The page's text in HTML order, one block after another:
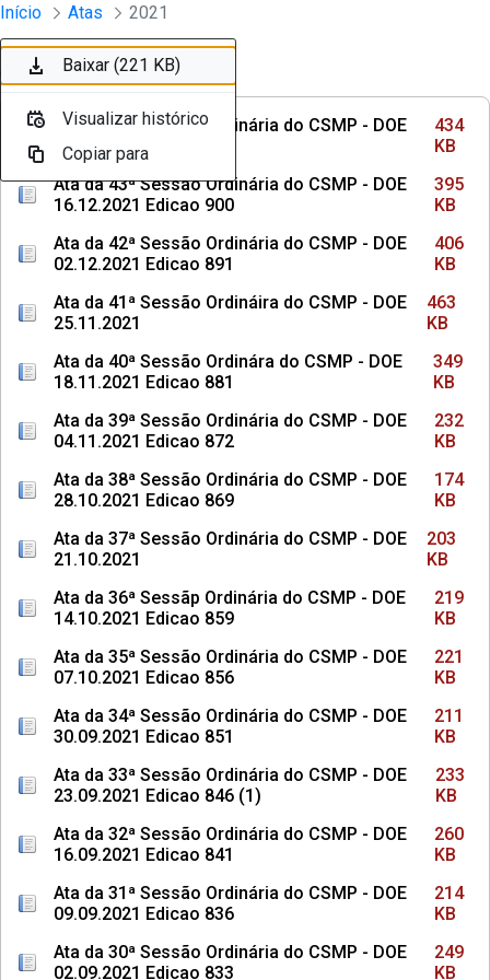
Pular para o Conteúdo principal
Sessões e Reuniões - Documentos
Início Atas 2021
Ordenar Filtro
Ata da 44ª Sessão Ordinária do CSMP - DOE
13.01.2022 Edicao 914
434
KB
Ata da 43ª Sessão Ordinária do CSMP - DOE
16.12.2021 Edicao 900
395
KB
Ata da 42ª Sessão Ordinária do CSMP - DOE
02.12.2021 Edicao 891
406
KB
Ata da 41ª Sessão Ordináira do CSMP - DOE
25.11.2021
463
KB
Ata da 40ª Sessão Ordinára do CSMP - DOE
18.11.2021 Edicao 881
349
KB
Ata da 39ª Sessão Ordinária do CSMP - DOE
04.11.2021 Edicao 872
232
KB
Ata da 38ª Sessão Ordinária do CSMP - DOE
28.10.2021 Edicao 869
174
KB
Ata da 37ª Sessão Ordinária do CSMP - DOE
21.10.2021
203
KB
Ata da 36ª Sessãp Ordinária do CSMP - DOE
14.10.2021 Edicao 859
219
KB
Ata da 35ª Sessão Ordinária do CSMP - DOE
07.10.2021 Edicao 856
221
KB
Ata da 34ª Sessão Ordinária do CSMP - DOE
30.09.2021 Edicao 851
211
KB
Ata da 33ª Sessão Ordinária do CSMP - DOE
23.09.2021 Edicao 846 (1)
233
KB
Ata da 32ª Sessão Ordinária do CSMP - DOE
16.09.2021 Edicao 841
260
KB
Ata da 31ª Sessão Ordinária do CSMP - DOE
09.09.2021 Edicao 836
214
KB
Ata da 30ª Sessão Ordinária do CSMP - DOE
02.09.2021 Edicao 833
249
KB
Baixar (434 KB)
Visualizar histórico
Copiar para
Baixar (395 KB)
Visualizar histórico
Copiar para
Baixar (406 KB)
Visualizar histórico
Copiar para
Baixar (463 KB)
Visualizar histórico
Copiar para
Baixar (349 KB)
Visualizar histórico
Copiar para
Baixar (232 KB)
Visualizar histórico
Copiar para
Baixar (174 KB)
Visualizar histórico
Copiar para
Baixar (203 KB)
Visualizar histórico
Copiar para
Baixar (219 KB)
Visualizar histórico
Copiar para
Baixar (221 KB)
Visualizar histórico
Copiar para